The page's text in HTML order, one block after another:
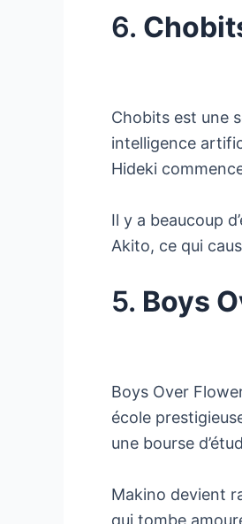
6.
Chobits est une
intelligence
Hideki
Il y a beaucoup
Akito, ce qui
5. Boys
Boys Over
école
une bourse
Makino devient
qui tombe